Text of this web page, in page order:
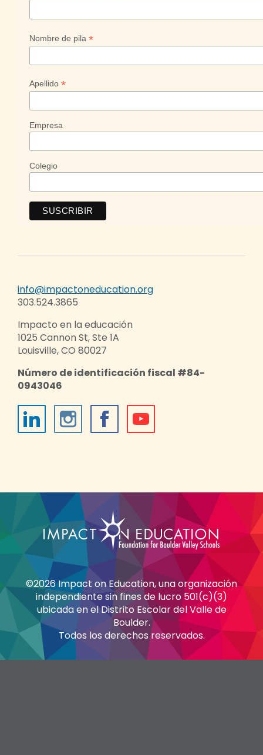
Nombre de pila *
Apellido *
Empresa
Colegio
info@impactoneducation.org
303.524.3865
Impacto en la educación
1025 Cannon St, Ste 1A
Louisville, CO 80027
Número de identificación fiscal #84-
0943046
©2026 Impact on Education, una organización
independiente sin fines de lucro 501(c)(3)
ubicada en el Distrito Escolar del Valle de
Boulder.
Todos los derechos reservados.